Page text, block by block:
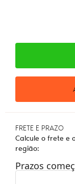
FRETE E PRAZO
Calcule o frete e
região:
Prazos